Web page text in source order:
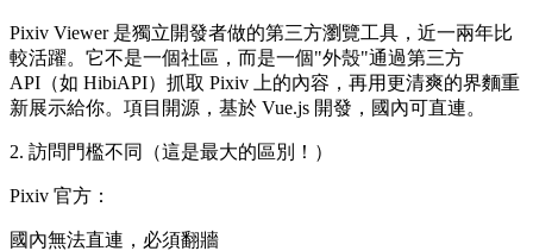
Pixiv Viewer 是獨立開發者做的第三方瀏覽工具，近一兩年比
較活躍。它不是一個社區，而是一個"外殼"通過第三方
API（如 HibiAPI）抓取 Pixiv 上的內容，再用更清爽的界麵重
新展示給你。項目開源，基於 Vue.js 開發，國內可直連。
2. 訪問門檻不同（這是最大的區別！）
Pixiv 官方：
國內無法直連，必須翻牆